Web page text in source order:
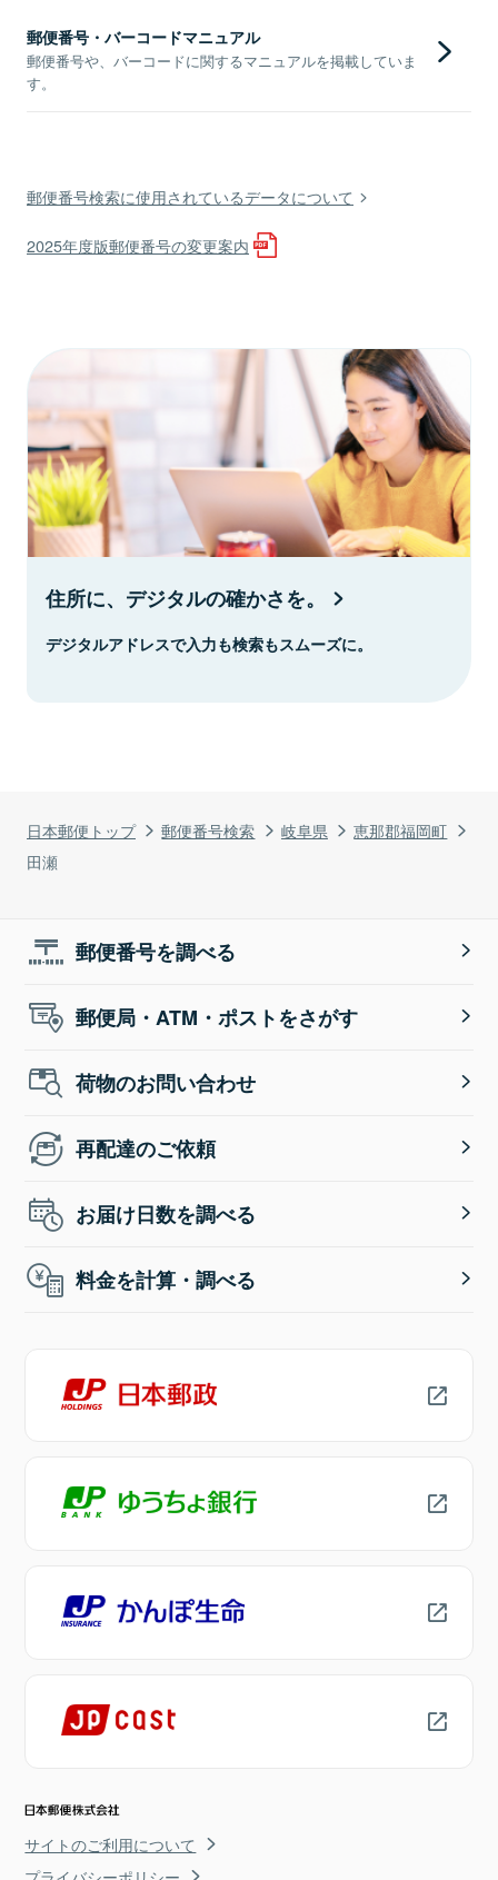
日本郵便トップ 郵便番号検索 岐阜県
恵那郡福岡町
田瀬
郵便番号・バーコードマニュアル
郵便番号や、バーコードに関するマニュアルを掲載していま
す。
郵便番号検索に使用されているデータについて
2025年度版郵便番号の変更案内
住所に、デジタルの確かさを。
デジタルアドレスで入力も検索もスムーズに。
郵便番号を調べる
郵便局・ATM・ポストをさがす
荷物のお問い合わせ
再配達のご依頼
お届け日数を調べる
料金を計算・調べる
サイトのご利用について